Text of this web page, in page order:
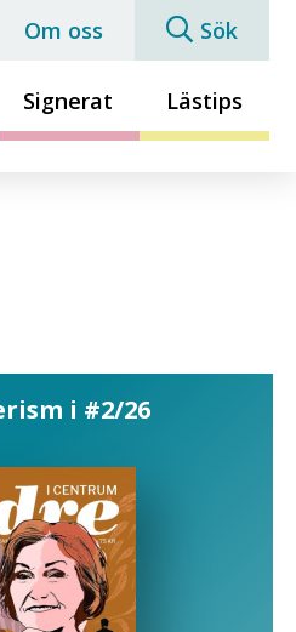
Signerat Lästips
Om oss Sök
i #2/26